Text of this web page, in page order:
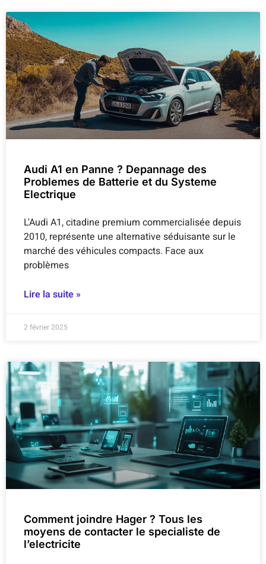
Audi A1 en Panne ? Depannage des
Problemes de Batterie et du Systeme
Electrique
L'Audi A1, citadine premium commercialisée depuis
2010, représente une alternative séduisante sur le
marché des véhicules compacts. Face aux
problèmes
Lire la suite »
2 février 2025
Comment joindre Hager ? Tous les
moyens de contacter le specialiste de
l’electricite